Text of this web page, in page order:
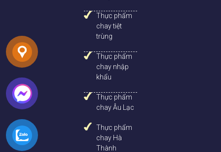
Nhân-Bánh-Chưng-Chay-Cận-Cảnh
Trên đây là tất cả thông tin về Bánh Chưng Chay Đặc Biệt. Hãy
Thực phẩm
chay tiệt
trùng
Thực phẩm
chay nhập
khẩu
Thực phẩm
chay Âu Lạc
Thực phẩm
chay Hà
Thành